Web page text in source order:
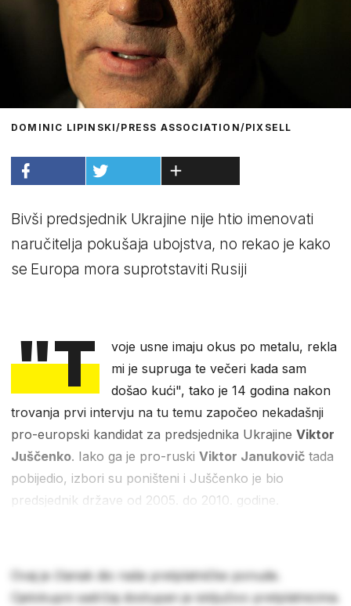
DOMINIC LIPINSKI/PRESS ASSOCIATION/PIXSELL
Bivši predsjednik Ukrajine nije htio imenovati
naručitelja pokušaja ubojstva, no rekao je kako
se Europa mora suprotstaviti Rusiji
"T
voje usne imaju okus po metalu, rekla
mi je supruga te večeri kada sam
došao kući", tako je 14 godina nakon
trovanja prvi intervju na tu temu započeo nekadašnji
pro-europski kandidat za predsjednika Ukrajine Viktor
Juščenko. Iako ga je pro-ruski Viktor Janukovič tada
pobijedio, izbori su poništeni i Juščenko je bio
predsjednik države od 2005. do 2010. godine.
Ovaj je članak dio naše pretplatničke ponude.
Cjelokupni sadržaj dostupan je isključivo pretplatnicima.